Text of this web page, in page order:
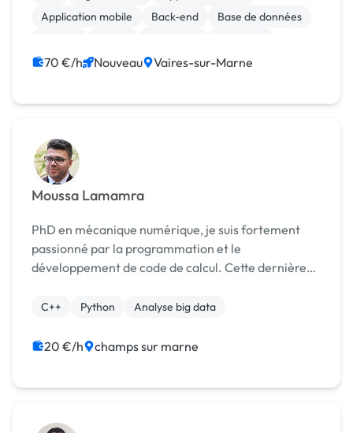
Application mobile
Back-end
Base de données
70 €/h Nouveau Vaires-sur-Marne
Moussa Lamamra
PhD en mécanique numérique, je suis fortement
passionné par la programmation et le
développement de code de calcul. Cette dernière
développement.
C++ Python Analyse big data
20 €/h champs sur marne